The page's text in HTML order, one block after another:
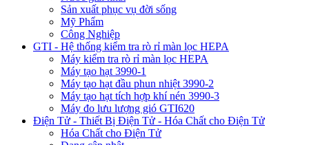
Sản xuất phục vụ đời sống
Mỹ Phẩm
Công Nghiệp
GTI - Hệ thống kiểm tra rò rỉ màn lọc HEPA
Máy kiểm tra rò rỉ màn lọc HEPA
Máy tạo hạt 3990-1
Máy tạo hạt đầu phun nhiệt 3990-2
Máy tạo hạt tích hợp khí nén 3990-3
Máy đo lưu lượng gió GTI620
Điện Tử - Thiết Bị Điện Tử - Hóa Chất cho Điện Tử
Hóa Chất cho Điện Tử